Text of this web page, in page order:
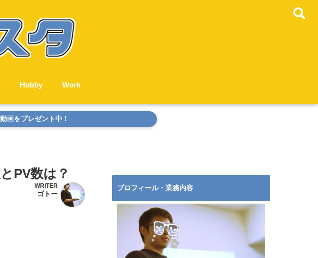
Hobby Work
画をプレゼント中！
PV数は？
WRITER
ゴトー
プロフィール・業務内容